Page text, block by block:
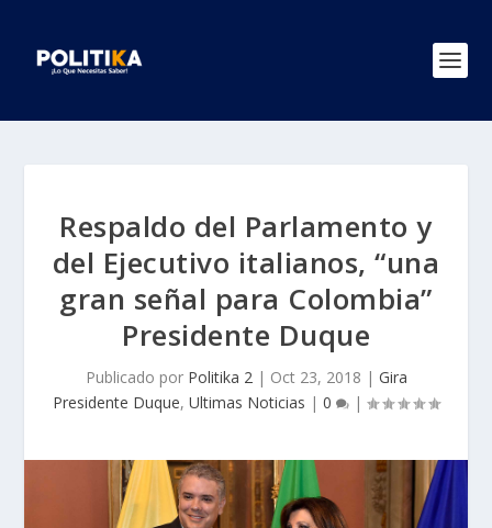
Respaldo del Parlamento y
del Ejecutivo italianos, “una
gran señal para Colombia”
Presidente Duque
Publicado por Politika 2| Oct 23, 2018 | Gira
Presidente Duque, Ultimas Noticias | 0 |